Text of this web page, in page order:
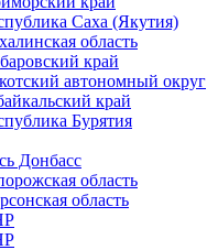
Саха (Якутия)
область
край
автономный округ
край
Бурятия
Донбасс
область
область